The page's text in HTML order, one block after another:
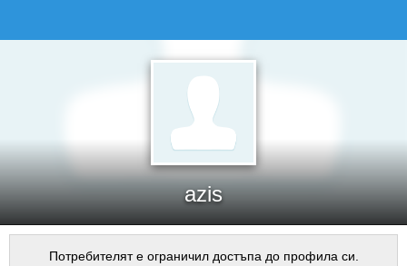
azis
Потребителят е ограничил достъпа до профила си.